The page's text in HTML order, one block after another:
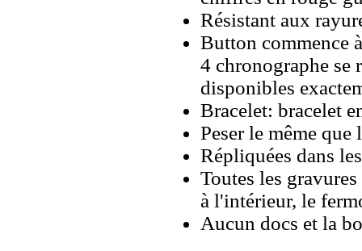
Résistant aux
Button commence
4 chronographe se
disponibles
Bracelet: bracelet
Peser le même
Répliquées dans
Toutes les
à l'intérieur, le
Aucun docs et la